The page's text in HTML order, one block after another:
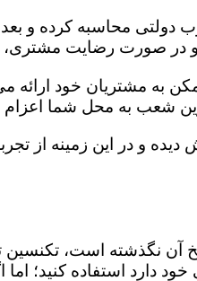
محاسبه کرده و بعد از
و در صورت رضایت
به مشتریان خود
شعب به محل شما
و در این زمینه از
آن نگذشته است،
دارد استفاده کنید؛ اما